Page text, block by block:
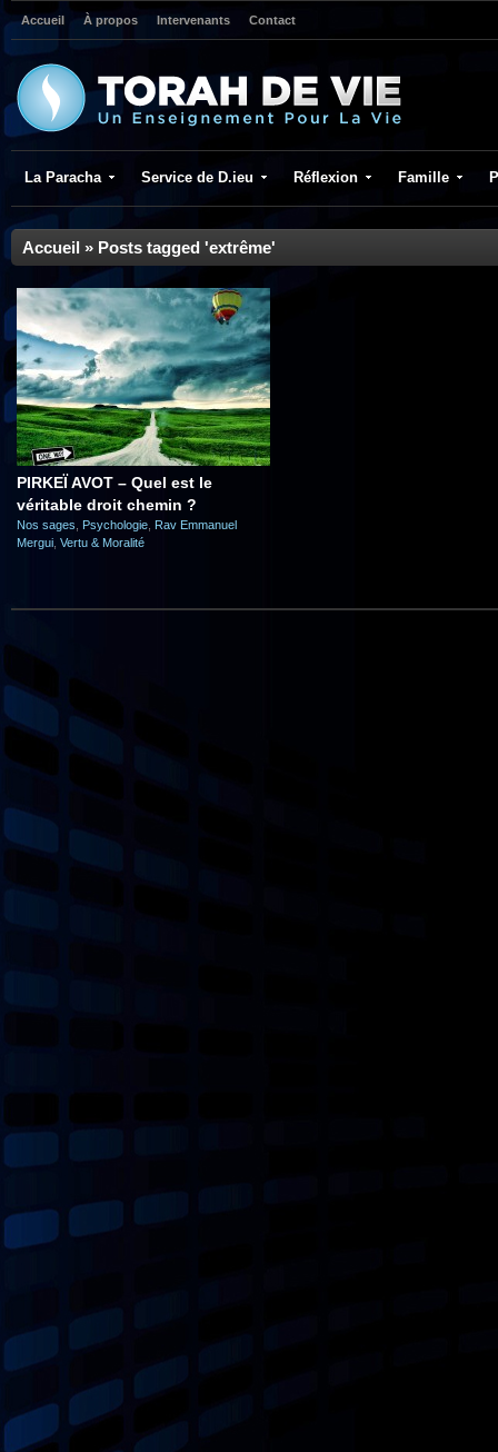
Accueil À propos Intervenants Contact
La Paracha Service de D.ieu Réflexion Famille
Accueil » Posts tagged 'extrême'
PIRKEÏ AVOT – Quel est le
véritable droit chemin ?
Nos sages Psychologie Rav Emmanuel
Mergui Vertu & Moralité